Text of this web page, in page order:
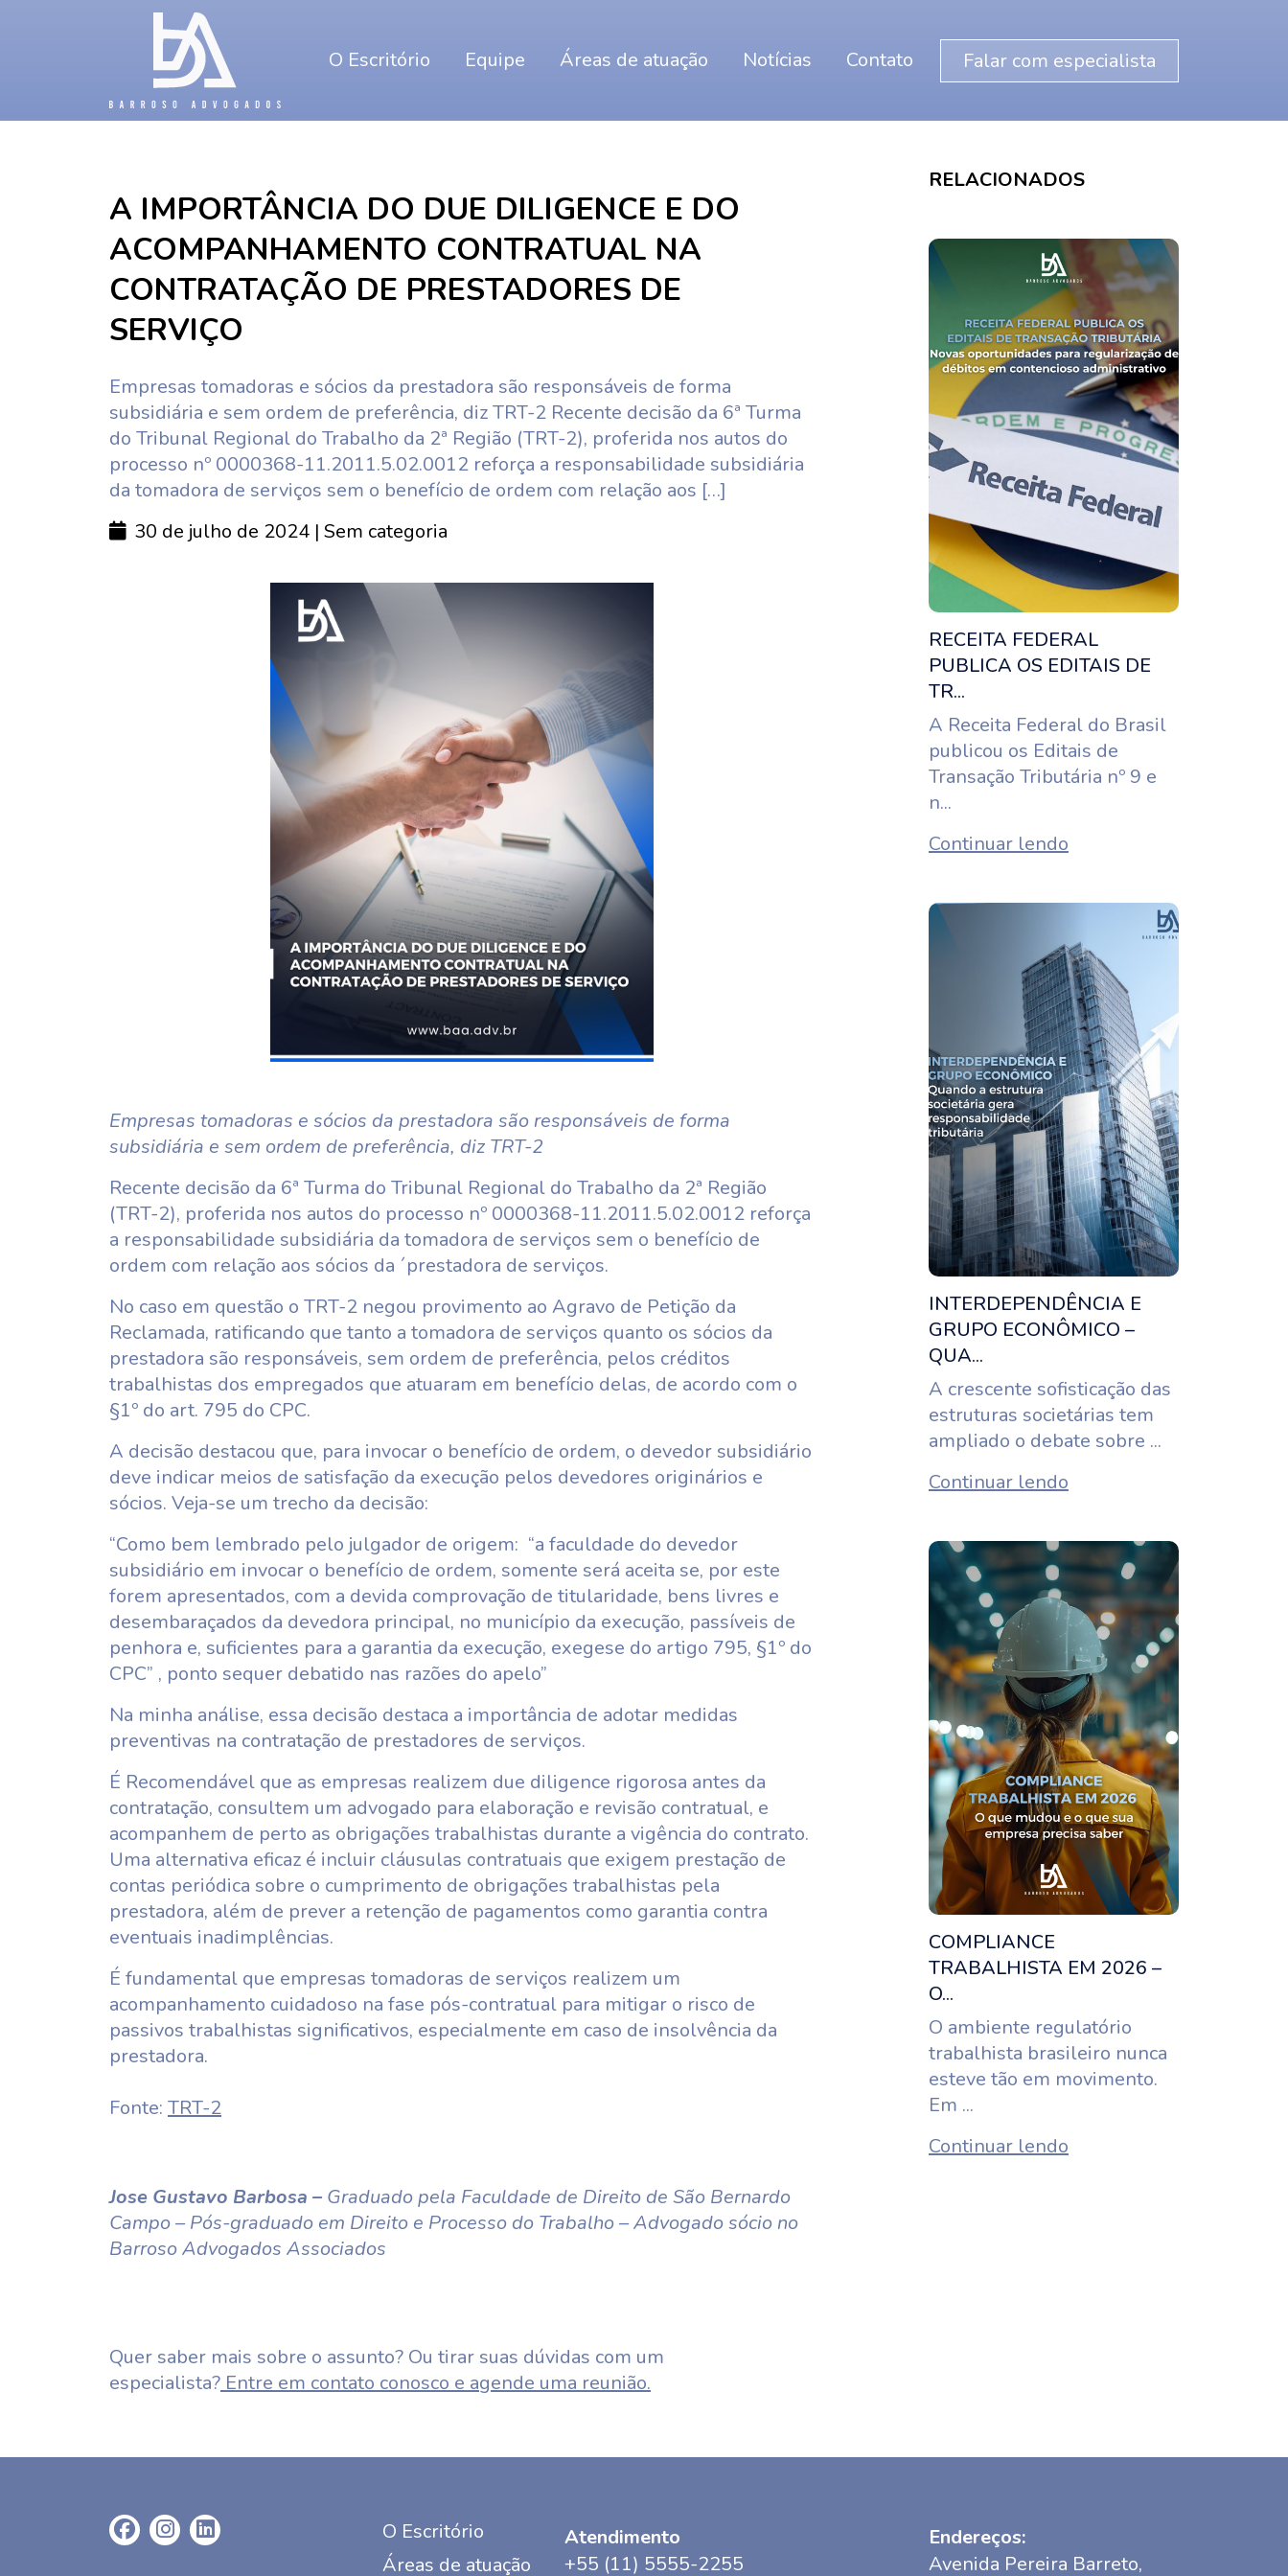
O Escritório Equipe Áreas de atuação Notícias Contato Falar com especialista
A IMPORTÂNCIA DO DUE DILIGENCE E DO
ACOMPANHAMENTO CONTRATUAL NA
CONTRATAÇÃO DE PRESTADORES DE
SERVIÇO
Empresas tomadoras e sócios da prestadora são responsáveis de forma
subsidiária e sem ordem de preferência, diz TRT-2 Recente decisão da 6ª Turma
do Tribunal Regional do Trabalho da 2ª Região (TRT-2), proferida nos autos do
processo nº 0000368-11.2011.5.02.0012 reforça a responsabilidade subsidiária
da tomadora de serviços sem o benefício de ordem com relação aos […]
30 de julho de 2024 | Sem categoria
Empresas tomadoras e sócios da prestadora são responsáveis de forma
subsidiária e sem ordem de preferência, diz TRT-2
Recente decisão da 6ª Turma do Tribunal Regional do Trabalho da 2ª Região
(TRT-2), proferida nos autos do processo nº 0000368-11.2011.5.02.0012 reforça
a responsabilidade subsidiária da tomadora de serviços sem o benefício de
ordem com relação aos sócios da ´prestadora de serviços.
No caso em questão o TRT-2 negou provimento ao Agravo de Petição da
Reclamada, ratificando que tanto a tomadora de serviços quanto os sócios da
prestadora são responsáveis, sem ordem de preferência, pelos créditos
trabalhistas dos empregados que atuaram em benefício delas, de acordo com o
§1º do art. 795 do CPC.
A decisão destacou que, para invocar o benefício de ordem, o devedor subsidiário
deve indicar meios de satisfação da execução pelos devedores originários e
sócios. Veja-se um trecho da decisão:
“Como bem lembrado pelo julgador de origem: “a faculdade do devedor
subsidiário em invocar o benefício de ordem, somente será aceita se, por este
forem apresentados, com a devida comprovação de titularidade, bens livres e
desembaraçados da devedora principal, no município da execução, passíveis de
penhora e, suficientes para a garantia da execução, exegese do artigo 795, §1º do
CPC” , ponto sequer debatido nas razões do apelo”
Na minha análise, essa decisão destaca a importância de adotar medidas
preventivas na contratação de prestadores de serviços.
É Recomendável que as empresas realizem due diligence rigorosa antes da
contratação, consultem um advogado para elaboração e revisão contratual, e
acompanhem de perto as obrigações trabalhistas durante a vigência do contrato.
Uma alternativa eficaz é incluir cláusulas contratuais que exigem prestação de
contas periódica sobre o cumprimento de obrigações trabalhistas pela
prestadora, além de prever a retenção de pagamentos como garantia contra
eventuais inadimplências.
É fundamental que empresas tomadoras de serviços realizem um
acompanhamento cuidadoso na fase pós-contratual para mitigar o risco de
passivos trabalhistas significativos, especialmente em caso de insolvência da
prestadora.
Fonte: TRT-2
Jose Gustavo Barbosa – Graduado pela Faculdade de Direito de São Bernardo
Campo – Pós-graduado em Direito e Processo do Trabalho – Advogado sócio no
Barroso Advogados Associados
Quer saber mais sobre o assunto? Ou tirar suas dúvidas com um
especialista? Entre em contato conosco e agende uma reunião.
RELACIONADOS
RECEITA FEDERAL
PUBLICA OS EDITAIS DE
TR...
A Receita Federal do Brasil
publicou os Editais de
Transação Tributária nº 9 e
n...
Continuar lendo
INTERDEPENDÊNCIA E
GRUPO ECONÔMICO –
QUA...
A crescente sofisticação das
estruturas societárias tem
ampliado o debate sobre ...
Continuar lendo
COMPLIANCE
TRABALHISTA EM 2026 –
O...
O ambiente regulatório
trabalhista brasileiro nunca
esteve tão em movimento.
Em ...
Continuar lendo
O Escritório
Áreas de atuação
Atendimento
+55 (11) 5555-2255
Endereços:
Avenida Pereira Barreto,